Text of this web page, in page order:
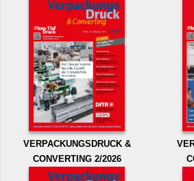
VERPACKUNGSDRUCK &
CONVERTING 2/2026